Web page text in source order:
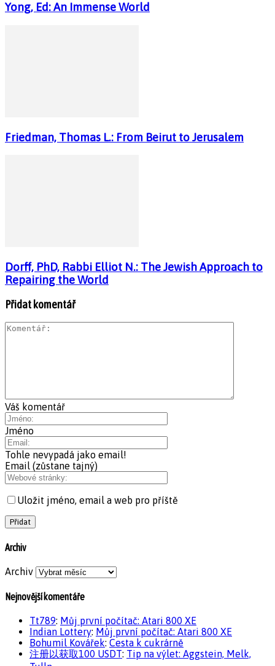
Yong, Ed: An Immense World
Friedman, Thomas L.: From Beirut to Jerusalem
Dorff, PhD, Rabbi Elliot N.: The Jewish Approach to
Repairing the World
Přidat komentář
Váš komentář
Jméno
Tohle nevypadá jako email!
Email (zůstane tajný)
Uložit jméno, email a web pro příště
Archiv
Archiv
Nejnovější komentáře
Tt789: Můj první počítač: Atari 800 XE
Indian Lottery: Můj první počítač: Atari 800 XE
Bohumil Kovářek: Cesta k cukrárně
注册以获取100 USDT: Tip na výlet: Aggstein, Melk,